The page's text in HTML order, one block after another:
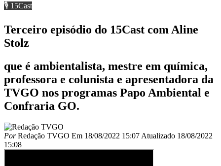
🎙️ 15Cast
Terceiro episódio do 15Cast com Aline
Stolz
que é ambientalista, mestre em química,
professora e colunista e apresentadora da
TVGO nos programas Papo Ambiental e
Confraria GO.
PorRedação TVGO Em 18/08/2022 15:07 Atualizado 18/08/2022
15:08